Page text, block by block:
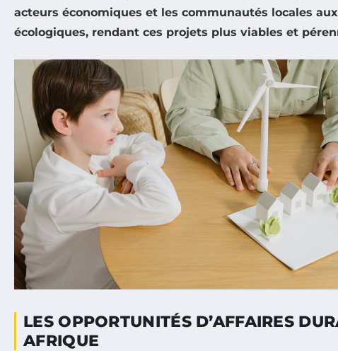
acteurs économiques et les communautés locales
écologiques, rendant ces projets plus viables et
LES OPPORTUNITÉS D’AFFAIRES
AFRIQUE